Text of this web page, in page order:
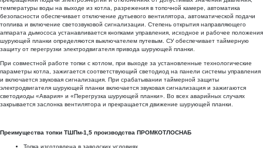
температуры воды на выходе из котла, разрежения в топочной камере, автоматика
безопасности обеспечивает отключение дутьевого вентилятора, автоматической подачи
топлива и включение светозвуковой сигнализации. Степень открытия направляющего
аппарата дымососа устанавливается кнопками управления, исходное и рабочее положения
шурующей планки определяются выключателем путевым. СУ обеспечивает таймерную
защиту от перегрузки электродвигателя привода шурующей планки.
При совместной работе топки с котлом, при выходе за установленные технологические
параметры котла, зажигается соответствующий светодиод на панели системы управления
и включается звуковая сигнализация. При срабатывании таймерной защиты
электродвигателя шурующей планки включается звуковая сигнализация и зажигаются
светодиоды «Авария» и «Перегрузка шурующей планки». Во всех аварийных случаях
закрывается заслонка вентилятора и прекращается движение шурующей планки.
Преимущества топки ТШПм-1,5 производства ПРОМКОТЛОСНАБ
Топка изготовлена в заводских условиях